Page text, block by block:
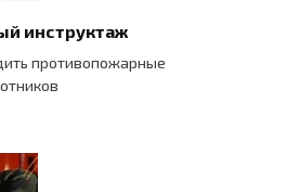
инструктаж
противопожарные